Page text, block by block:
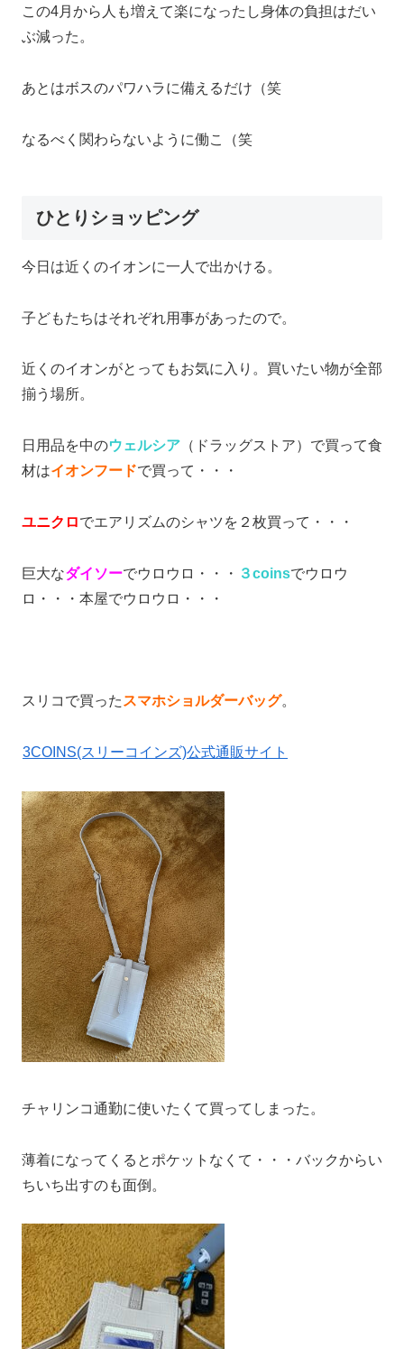
この4月から人も増えて楽になったし身体の負担はだい
ぶ減った。
あとはボスのパワハラに備えるだけ（笑
なるべく関わらないように働こ（笑
ひとりショッピング
今日は近くのイオンに一人で出かける。
子どもたちはそれぞれ用事があったので。
近くのイオンがとってもお気に入り。買いたい物が全部
揃う場所。
日用品を中のウェルシア （ドラッグストア）で買って食
材はイオンフードで買って・・・
ユニクロでエアリズムのシャツを２枚買って・・・
巨大なダイソーでウロウロ・・・ ３coinsでウロウ
ロ・・・本屋でウロウロ・・・
スリコで買ったスマホショルダーバッグ。
3COINS(スリーコインズ)公式通販サイト
チャリンコ通勤に使いたくて買ってしまった。
薄着になってくるとポケットなくて・・・バックからい
ちいち出すのも面倒。